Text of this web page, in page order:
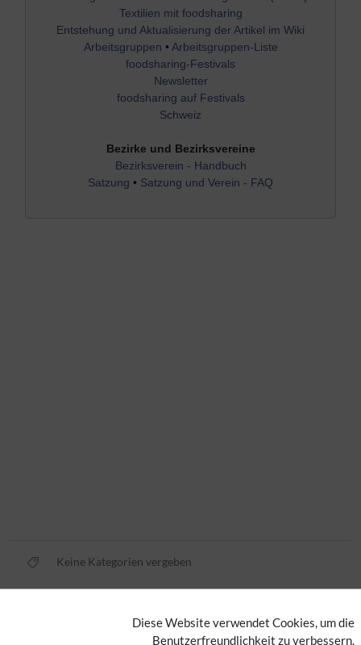
Diese Website verwendet Cookies, um die
Benutzerfreundlichkeit zu verbessern.
Textilien mit foodsharing
Entstehung und Aktualisierung der Artikel im Wiki
Arbeitsgruppen • Arbeitsgruppen-Liste
foodsharing-Festivals
Newsletter
foodsharing auf Festivals
Schweiz
Bezirke und Bezirksvereine
Bezirksverein - Handbuch
Satzung • Satzung und Verein - FAQ
Keine Kategorien vergeben
Imprint